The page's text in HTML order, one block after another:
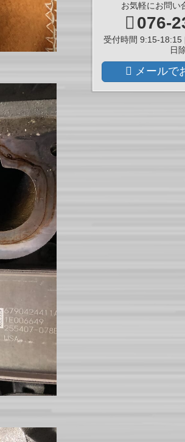
お気軽にお問い
076-
受付時間 9:15-18:15
日
メールで